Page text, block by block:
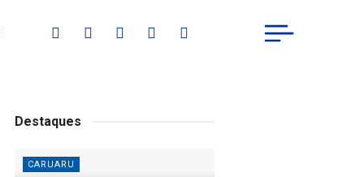
Destaques
CARUARU